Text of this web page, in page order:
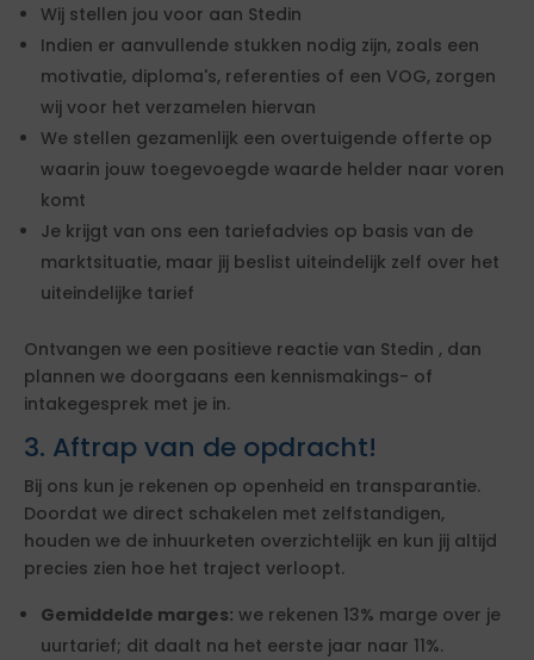
Wij stellen jou voor aan Stedin
Indien er aanvullende stukken nodig zijn, zoals een
motivatie, diploma's, referenties of een VOG, zorgen
wij voor het verzamelen hiervan
We stellen gezamenlijk een overtuigende offerte op
waarin jouw toegevoegde waarde helder naar voren
komt
Je krijgt van ons een tariefadvies op basis van de
marktsituatie, maar jij beslist uiteindelijk zelf over het
uiteindelijke tarief
Ontvangen we een positieve reactie van Stedin , dan
plannen we doorgaans een kennismakings- of
intakegesprek met je in.
3. Aftrap van de opdracht!
Bij ons kun je rekenen op openheid en transparantie.
Doordat we direct schakelen met zelfstandigen,
houden we de inhuurketen overzichtelijk en kun jij altijd
precies zien hoe het traject verloopt.
Gemiddelde marges: we rekenen 13% marge over je
uurtarief; dit daalt na het eerste jaar naar 11%.